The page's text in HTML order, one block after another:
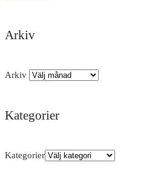
Arkiv
Arkiv
Kategorier
Kategorier